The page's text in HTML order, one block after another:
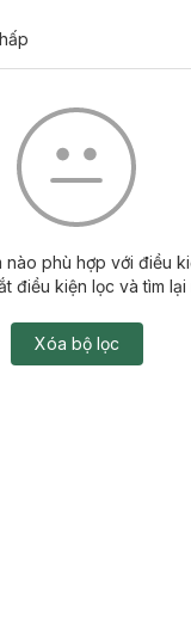
nào phù hợp với điều
điều kiện lọc và tìm lại
Xóa bộ lọc